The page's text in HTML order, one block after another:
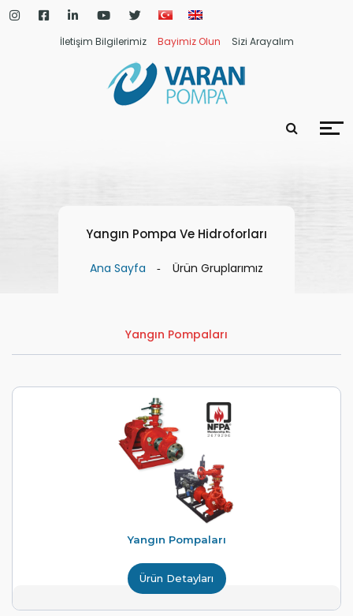
İletişim Bilgilerimiz Bayimiz Olun Sizi Arayalım
Yangın Pompa Ve Hidroforları
Ana Sayfa Ürün Gruplarımız
Yangın Pompaları
Yangın Pompaları
Ürün Detayları